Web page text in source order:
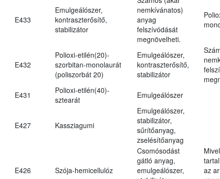
E433
Emulgeálószer,
kontraszterősítő,
stabilizátor
nemkívánatos)
anyag
felszívódását
megnövelheti.
E432
Polioxi-etilén(20)-
szorbitan-monolaurát
(poliszorbát 20)
Emulgeálószer,
kontraszterősítő,
stabilizátor
E431
Polioxi-etilén(40)-
sztearát
Emulgeálószer
E427 Kassziagumi
Emulgeálószer,
stabilizátor,
sűrítőanyag,
zselésítőanyag
E426 Szója-hemicellulóz
Csomósodást
gátló anyag,
emulgeálószer,
az